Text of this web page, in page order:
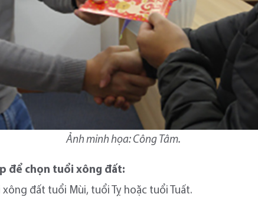
Ảnh minh họa: Công Tâm.
để chọn tuổi xông đất:
đất tuổi Mùi, tuổi Tỵ hoặc tuổi Tuất.